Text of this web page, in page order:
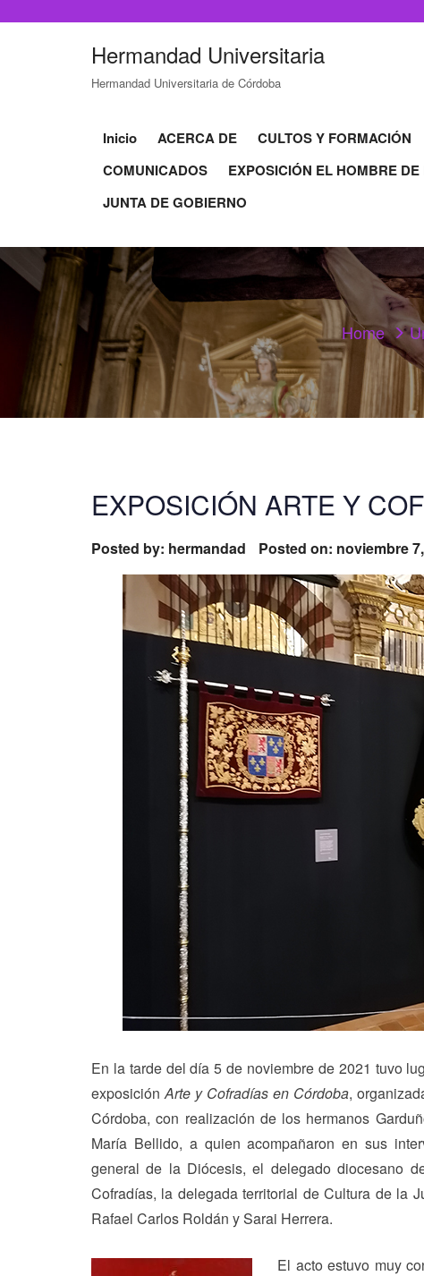
Hermandad Universitaria
Hermandad Universitaria de Córdoba
Inicio ACERCA DE CULTOS Y FORMACIÓN
COMUNICADOS
EXPOSICIÓN EL HOMBRE
JUNTA DE GOBIERNO
Home
EXPOSICIÓN ARTE Y
Posted by: hermandad Posted on: noviembre
En la tarde del día 5 de noviembre de 2021 tuvo
exposiciónArte y Cofradías en Córdoba,
Córdoba, con realización de los hermanos
María Bellido, a quien acompañaron en sus
general de la Diócesis, el delegado diocesano
Cofradías, la delegada territorial de Cultura de la
Rafael Carlos Roldán y Sarai Herrera.
El acto estuvo muy